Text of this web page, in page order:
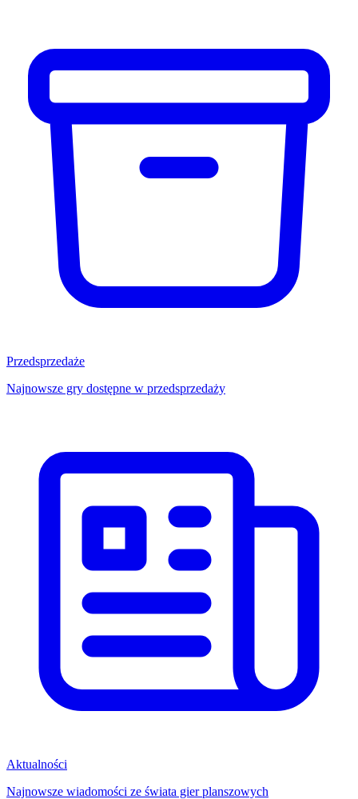
Przedsprzedaże
Najnowsze gry dostępne w przedsprzedaży
Aktualności
Najnowsze wiadomości ze świata gier planszowych